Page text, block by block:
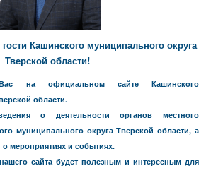
Кашинского муниципального округа
Тверской области!
на официальном сайте Кашинского
области.
о деятельности органов местного
муниципального округа Тверской области, а
о мероприятиях и событиях.
сайта будет полезным и интересным для